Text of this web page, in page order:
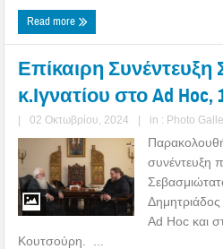
Read more
Επίκαιρη
κ.Ιγνατίου στο Ad Hoc,
| 02 Οκτωβρίου, 2024 | in : Photo
συνέντευξη
Δημητριάδος
Ad Hoc και
Κουτσούρη. ...